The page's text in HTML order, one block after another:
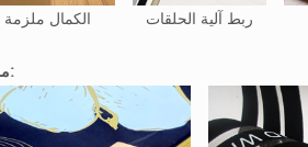
الكمال ملزمة ربط آلية الحلقات
ملحق: